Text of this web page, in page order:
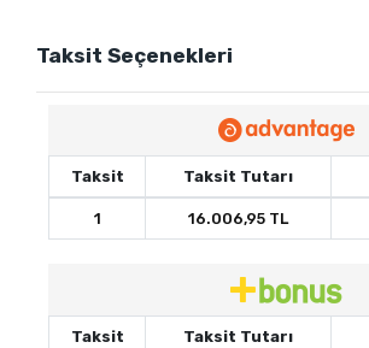
Taksit Seçenekleri
Taksit Taksit Tutarı
1 16.006,95 TL
Taksit Taksit Tutarı